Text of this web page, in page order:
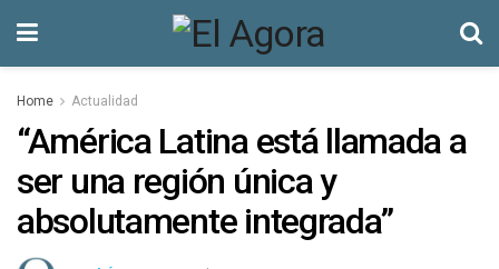
Home Actualidad
“América Latina está llamada a
ser una región única y
absolutamente integrada”